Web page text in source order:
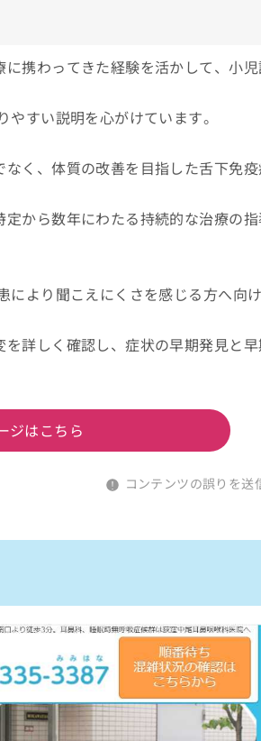
携わってきた経験を活かして、小
すい説明を心がけています。
く、体質の改善を目指した舌下免
から数年にわたる持続的な治療の
により聞こえにくさを感じる方へ向
詳しく確認し、症状の早期発見と
ジはこちら
コンテンツの誤りを送